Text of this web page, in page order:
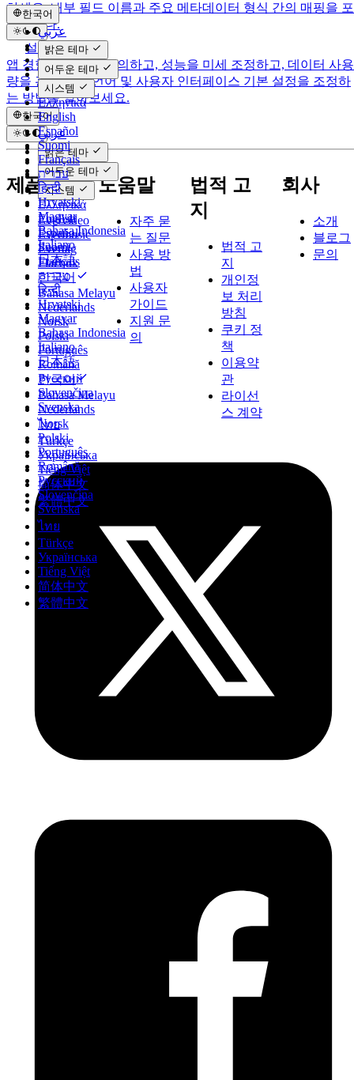
한국어
عربي
Català
Čeština
Dansk
Deutsch
Ελληνικά
English
Español
Suomi
Français
עברית
हिन्दी
Hrvatski
Magyar
Bahasa Indonesia
Italiano
日本語
한국어
Bahasa Melayu
Nederlands
Norsk
Polski
Português
Română
Русский
Slovenčina
Svenska
ไทย
Türkçe
Українська
Tiếng Việt
简体中文
繁體中文
밝은 테마
어두운 테마
시스템
하세요. 내부 필드 이름과 주요 메타데이터 형식 간의 매핑을 포
함합니다.
설정
앱 경험을 사용자 정의하고, 성능을 미세 조정하고, 데이터 사용
량을 관리하고, 언어 및 사용자 인터페이스 기본 설정을 조정하
는 방법을 알아보세요.
한국어
عربي
Català
Čeština
Dansk
Deutsch
Ελληνικά
English
Español
Suomi
Français
עברית
हिन्दी
Hrvatski
Magyar
Bahasa Indonesia
Italiano
日本語
한국어
Bahasa Melayu
Nederlands
Norsk
Polski
Português
Română
Русский
Slovenčina
Svenska
ไทย
Türkçe
Українська
Tiếng Việt
简体中文
繁體中文
밝은 테마
어두운 테마
시스템
제품
Evervideo
Evermusic
Evertag
Flacbox
도움말
자주 묻
는 질문
사용 방
법
사용자
가이드
지원 문
의
법적 고
지
법적 고
지
개인정
보 처리
방침
쿠키 정
책
이용약
관
라이선
스 계약
회사
소개
블로그
문의